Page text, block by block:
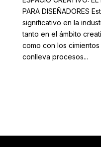
PARA DISEÑADORES
significativo en la
tanto en el ámbito
como con los
conlleva procesos...